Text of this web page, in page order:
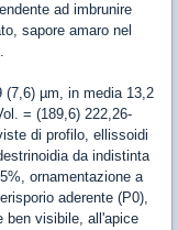
ad imbrunire
sapore amaro nel
(7,6) µm, in media 13,2
= (189,6) 222,26-
di profilo, ellissoidi
da indistinta
ornamentazione a
aderente (P0),
ben visibile, all'apice